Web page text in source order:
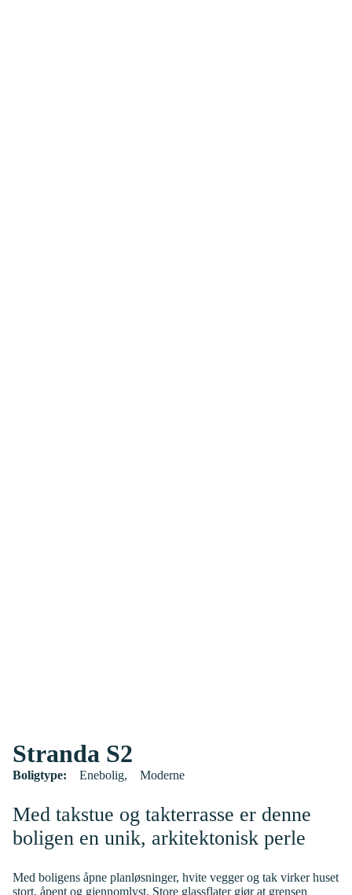
Stranda S2
Boligtype: Enebolig Moderne
Med takstue og takterrasse er denne
boligen en unik, arkitektonisk perle
Med boligens åpne planløsninger, hvite vegger og tak virker huset
stort, åpent og gjennomlyst. Store glassflater gjør at grensen